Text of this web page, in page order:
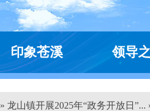
印象苍溪 领导
» 龙山镇开展2025年“政务开放日”...